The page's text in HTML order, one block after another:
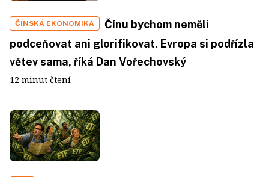
ČÍNSKÁ EKONOMIKA
Čínu bychom neměli
podceňovat ani glorifikovat. Evropa si podřízla
větev sama, říká Dan Vořechovský
12 minut čtení